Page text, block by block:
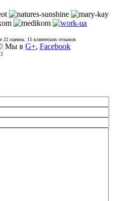
22 оценок. 15 клиентских отзывов
Мы в G+, Facebook